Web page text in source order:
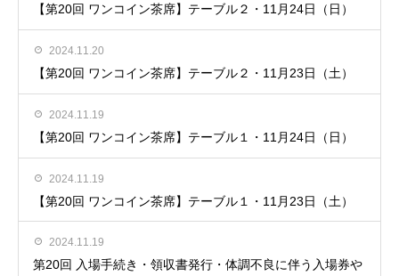
【第20回 ワンコイン茶席】テーブル２・11月24日（日）
2024.11.20
【第20回 ワンコイン茶席】テーブル２・11月23日（土）
2024.11.19
【第20回 ワンコイン茶席】テーブル１・11月24日（日）
2024.11.19
【第20回 ワンコイン茶席】テーブル１・11月23日（土）
2024.11.19
第20回 入場手続き・領収書発行・体調不良に伴う入場券や